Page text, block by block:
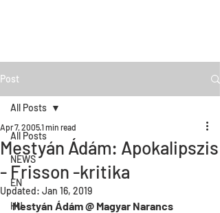
Post
All Posts
NEWS
EN
HU
All Posts
Mestyán Ádám: Apokalipszis
- Frisson -kritika
Apr 7, 20051 min read
Updated: Jan 16, 2019
Mestyán Ádám @ Magyar Narancs